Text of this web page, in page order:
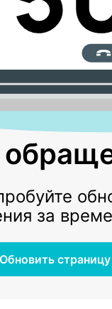
за
Обновить страницу